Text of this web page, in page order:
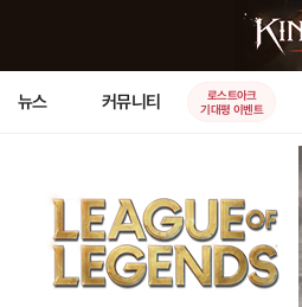
뉴스 커뮤니티
로스트아크
기대평 이벤트